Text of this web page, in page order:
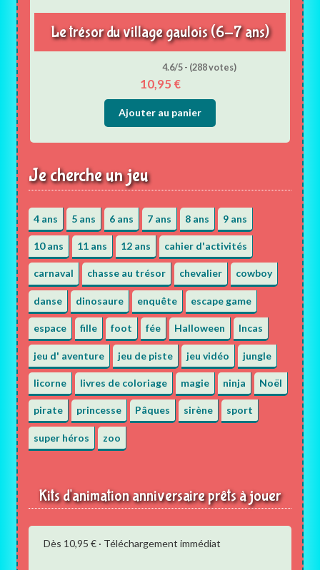
Le trésor du village gaulois (6-7 ans)
4.6/5 - (288 votes)
10,95 €
Ajouter au panier
Je cherche un jeu
4 ans 5 ans 6 ans 7 ans 8 ans 9 ans
10 ans 11 ans 12 ans cahier d'activités
carnaval chasse au trésor chevalier cowboy
danse dinosaure enquête escape game
espace fille foot fée Halloween Incas
jeu d' aventure jeu de piste jeu vidéo jungle
licorne livres de coloriage magie ninja Noël
pirate princesse Pâques sirène sport
super héros zoo
Kits d'animation anniversaire prêts à jouer
Dès 10,95 € · Téléchargement immédiat